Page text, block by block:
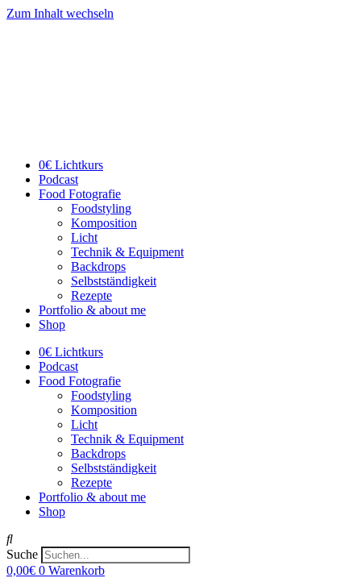
Zum Inhalt wechseln
0€ Lichtkurs
Podcast
Food Fotografie
Foodstyling
Komposition
Licht
Technik & Equipment
Backdrops
Selbstständigkeit
Rezepte
Portfolio & about me
Shop
0€ Lichtkurs
Podcast
Food Fotografie
Foodstyling
Komposition
Licht
Technik & Equipment
Backdrops
Selbstständigkeit
Rezepte
Portfolio & about me
Shop
Suche
0,00€ 0 Warenkorb